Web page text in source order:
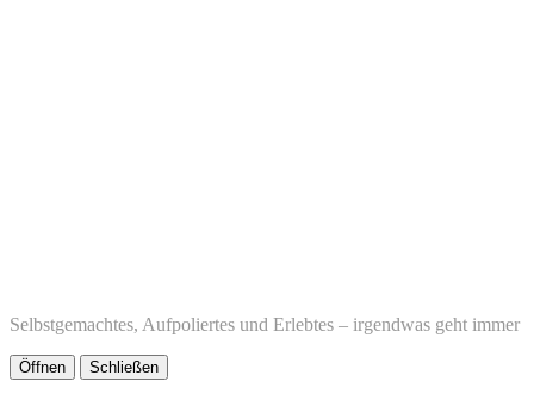
Selbstgemachtes, Aufpoliertes und Erlebtes – irgendwas geht immer
Öffnen Schließen